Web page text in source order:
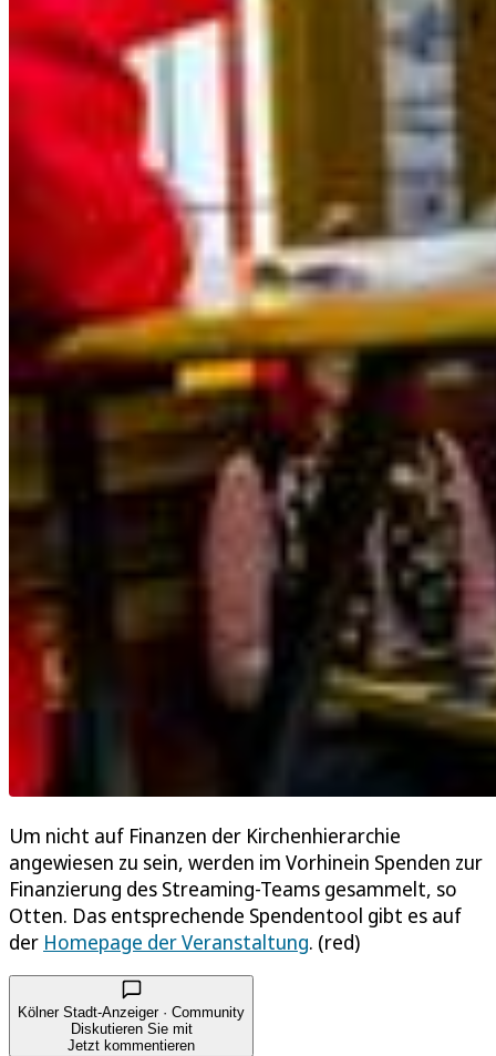
Um nicht auf Finanzen der Kirchenhierarchie
angewiesen zu sein, werden im Vorhinein Spenden zur
Finanzierung des Streaming-Teams gesammelt, so
Otten. Das entsprechende Spendentool gibt es auf
der Homepage der Veranstaltung. (red)
Kölner Stadt-Anzeiger · Community
Diskutieren Sie mit
Jetzt kommentieren